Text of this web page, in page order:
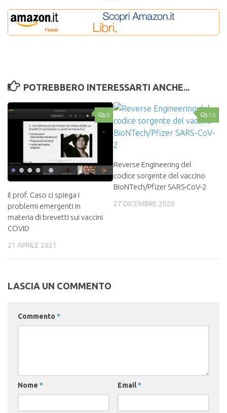
POTREBBERO INTERESSARTI ANCHE...
0
Il prof. Caso ci spiega i
problemi emergenti in
materia di brevetti sui vaccini
COVID
21 APRILE 2021
10
Reverse Engineering del
codice sorgente del vaccino
BioNTech/Pfizer SARS-CoV-2
27 DICEMBRE 2020
LASCIA UN COMMENTO
Commento *
Nome * Email*